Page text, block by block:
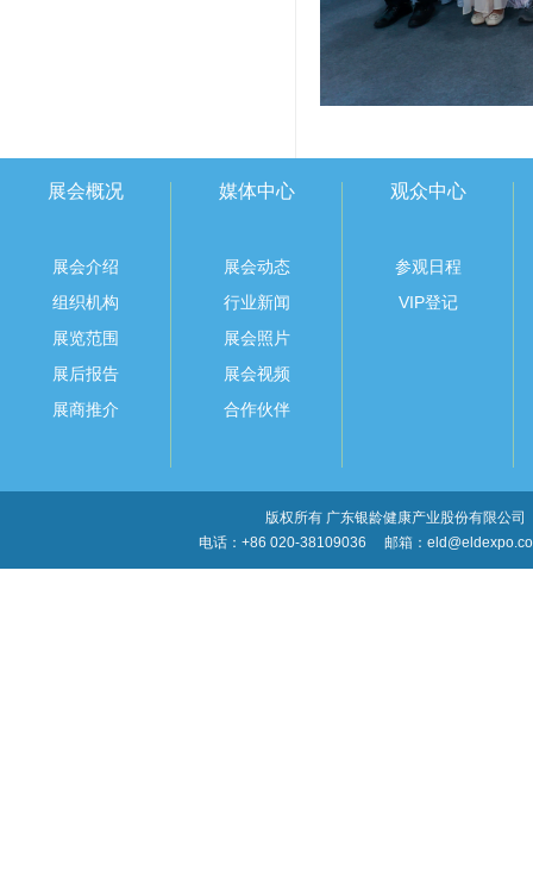
展会概况
展会介绍
组织机构
展览范围
展后报告
展商推介
媒体中心
展会动态
行业新闻
展会照片
展会视频
合作伙伴
观众中心
参观日程
VIP登记
版权所有 广东银龄健康产业股份有限公司
电话：+86 020-38109036
邮箱：